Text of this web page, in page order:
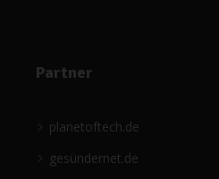
Partner
planetoftech.de
gesündernet.de